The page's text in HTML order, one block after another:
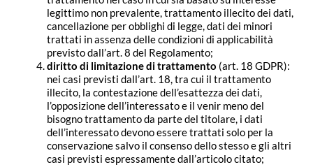
legittimo non prevalente, trattamento illecito dei dati,
cancellazione per obblighi di legge, dati dei minori
trattati in assenza delle condizioni di applicabilità
previsto dall’art. 8 del Regolamento;
diritto di limitazione di trattamento (art. 18 GDPR):
nei casi previsti dall’art. 18, tra cui il trattamento
illecito, la contestazione dell’esattezza dei dati,
l’opposizione dell’interessato e il venir meno del
bisogno trattamento da parte del titolare, i dati
dell’interessato devono essere trattati solo per la
conservazione salvo il consenso dello stesso e gli altri
casi previsti espressamente dall’articolo citato;